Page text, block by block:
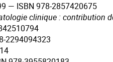
— ISBN 978-2857420675
clinique : contribution
2294094323